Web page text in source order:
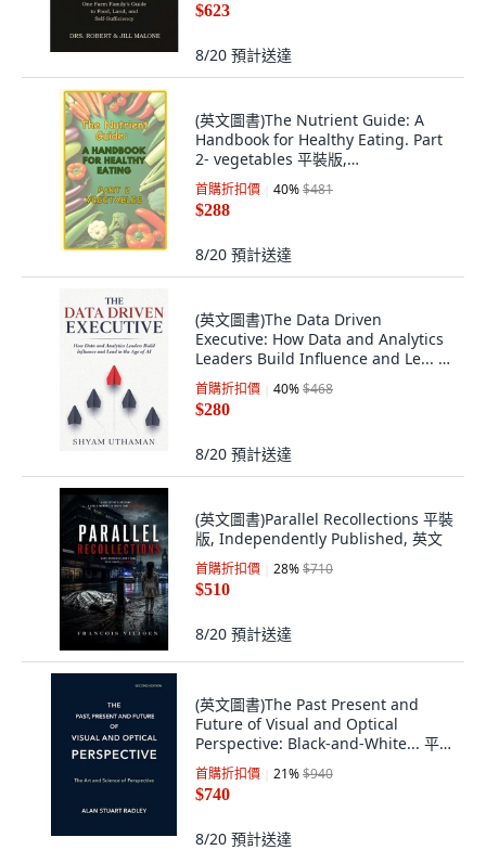
$623
8/20 預計送達
(英文圖書)The Nutrient Guide: A
Handbook for Healthy Eating. Part
2- vegetables 平裝版,
Independently Published, 英文
首購折扣價 40%$481
$288
8/20 預計送達
(英文圖書)The Data Driven
Executive: How Data and Analytics
Leaders Build Influence and Le... 平
裝版, Independently Published, 英
文
首購折扣價 40%$468
$280
8/20 預計送達
(英文圖書)Parallel Recollections 平裝
版, Independently Published, 英文
首購折扣價 28%$710
$510
8/20 預計送達
(英文圖書)The Past Present and
Future of Visual and Optical
Perspective: Black-and-White... 平
裝版, Independently Published, 英
文
首購折扣價 21%$940
$740
8/20 預計送達